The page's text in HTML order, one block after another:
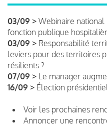
03/09 > Webinaire national
fonction publique
03/09 > Responsabilité
leviers pour des territoires
résilients ?
07/09 > Le manager
16/09 > Élection
Voir les prochaines
Annoncer une